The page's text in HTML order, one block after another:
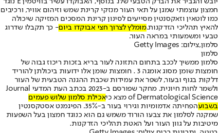
חמצון עוצמתי שמגן על תאי העור מנזקי קרינת שמש וזיהום אוויר, ורכיבים
כמו לוטאין וזאקסנטין מסייעים לסינון קרינת המסכים המזיקה שיכולה
להאיץ תהליכי הזדקנות.מומלץ לצרוך חצי אבוקדו ביום- כך תקבלו שדרוג
טבעי ומשמעותי במראה העור.
סלמון,צילום: Getty Images
סלמון
סלמון ממשיך לככב בתחום התזונה לעור בריא בזכות ריכוז גבוה של
חומצות שומן מסוג אומגה 3 . חומצות שומן אלו ידועות ביכולתן להוריד
דלקות בגוף ובעור, לשפר את עמידות שכבת ההגנה הטבעית של העור
ולשמר לחות חיונית. מחקר שפורסם ב-2023 בכתב העת המדעי Journal
of Dermatological Science מצא כי
אכילת סלמון שלוש פעמים
בשבוע
הפחיתה אדמומיות וגירוי בעור ב-35%. הפיגמנט אסטקסנטין
שמקנה לסלמון את צבעו הורוד משמש גם הוא כנוגד חמצון בעל השפעות
מיטיבות על גוון העור ועל האטת תהליכי הזדקנות.